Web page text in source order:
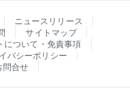
ニュースリリース
サイトマップ
について・免責事項
バシーポリシー
問合せ